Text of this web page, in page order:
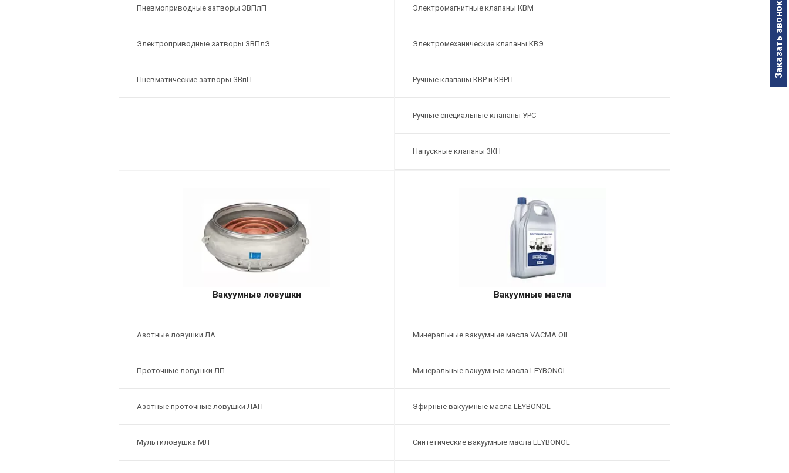
Заказать звонок
Пневмоприводные затворы ЗВПлП
Электроприводные затворы ЗВПлЭ
Пневматические затворы ЗВпП
Электромагнитные клапаны КВМ
Электромеханические клапаны КВЭ
Ручные клапаны КВР и КВРП
Ручные специальные клапаны УРС
Напускные клапаны 3КН
Вакуумные ловушки
Азотные ловушки ЛА
Проточные ловушки ЛП
Азотные проточные ловушки ЛАП
Мультиловушка МЛ
Вакуумные масла
Минеральные вакуумные масла VACMA OIL
Минеральные вакуумные масла LEYBONOL
Эфирные вакуумные масла LEYBONOL
Синтетические вакуумные масла LEYBONOL